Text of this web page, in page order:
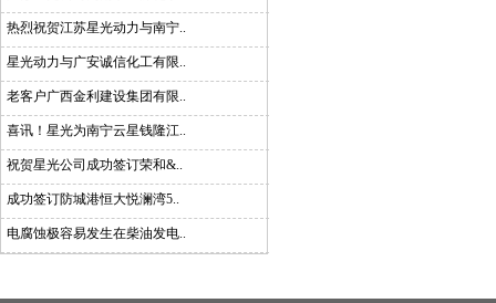
热烈祝贺江苏星光动力与南宁..
星光动力与广安诚信化工有限..
老客户广西金利建设集团有限..
喜讯！星光为南宁云星钱隆江..
祝贺星光公司成功签订荣和&..
成功签订防城港恒大悦澜湾5..
电腐蚀极容易发生在柴油发电..